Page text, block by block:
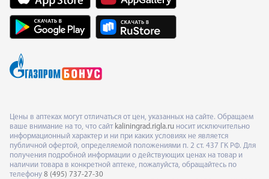
Цены в аптеках могут отличаться от цен, указанных на сайте. Обращаем
ваше внимание на то, что сайт kaliningrad.rigla.ru носит исключительно
информационный характер и ни при каких условиях не является
публичной офертой, определяемой положениями п. 2 ст. 437 ГК РФ. Для
получения подробной информации о действующих ценах на товар и
наличии товара в конкретной аптеке, пожалуйста, обращайтесь по
телефону 8 (495) 737-27-30